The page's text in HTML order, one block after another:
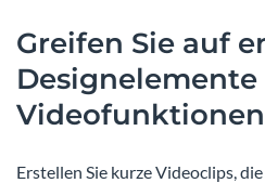
Greifen Sie auf
Designelemente
Erstellen Sie kurze Videoclips,